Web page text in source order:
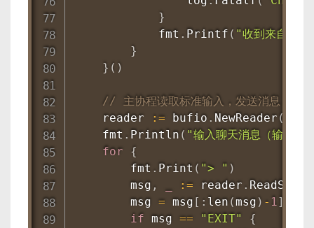
}
            fmt
. Printf ( "收到来自
}
} ( )
// 主协程读取标准输入，发送消息
    reader
:= bufio . NewReader (
    fmt
. Println ( "输入聊天消息（输入
for
{
        fmt
. Print ( "> " )
        msg
, := reader .
        msg
= msg [ : len (msg ) - 1]
if msg == "EXIT"
{